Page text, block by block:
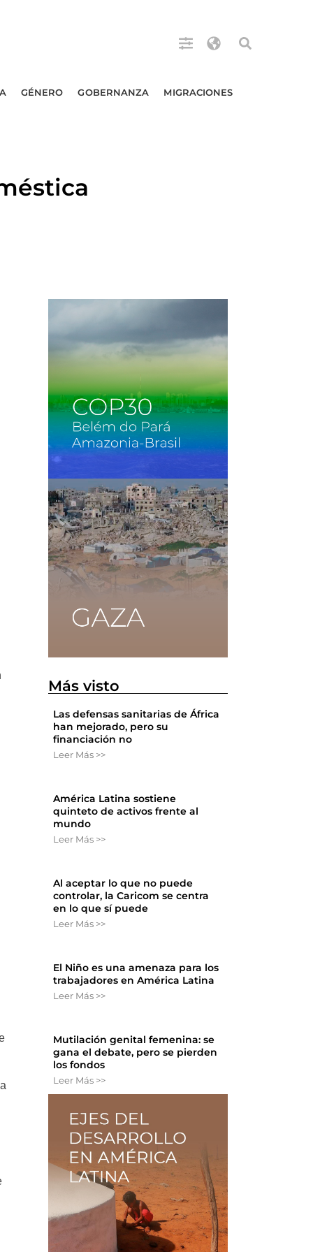
GÉNERO GOBERNANZA MIGRACIONES
Más visto
Las defensas sanitarias de África
han mejorado, pero su
financiación no
Leer Más >>
América Latina sostiene
quinteto de activos frente al
mundo
Leer Más >>
Al aceptar lo que no puede
controlar, la Caricom se centra
en lo que sí puede
Leer Más >>
El Niño es una amenaza para los
trabajadores en América Latina
Leer Más >>
Mutilación genital femenina: se
gana el debate, pero se pierden
los fondos
Leer Más >>